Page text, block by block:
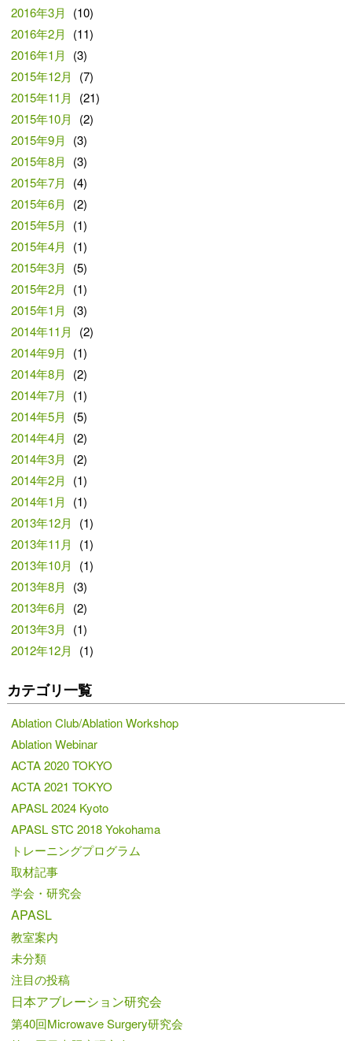
2016年3月
(10)
2016年2月
(11)
2016年1月
(3)
2015年12月
(7)
2015年11月
(21)
2015年10月
(2)
2015年9月
(3)
2015年8月
(3)
2015年7月
(4)
2015年6月
(2)
2015年5月
(1)
2015年4月
(1)
2015年3月
(5)
2015年2月
(1)
2015年1月
(3)
2014年11月
(2)
2014年9月
(1)
2014年8月
(2)
2014年7月
(1)
2014年5月
(5)
2014年4月
(2)
2014年3月
(2)
2014年2月
(1)
2014年1月
(1)
2013年12月
(1)
2013年11月
(1)
2013年10月
(1)
2013年8月
(3)
2013年6月
(2)
2013年3月
(1)
2012年12月
(1)
カテゴリ一覧
Ablation Club/Ablation Workshop
Ablation Webinar
ACTA 2020 TOKYO
ACTA 2021 TOKYO
APASL 2024 Kyoto
APASL STC 2018 Yokohama
トレーニングプログラム
取材記事
学会・研究会
APASL
教室案内
未分類
注目の投稿
日本アブレーション研究会
第40回Microwave Surgery研究会